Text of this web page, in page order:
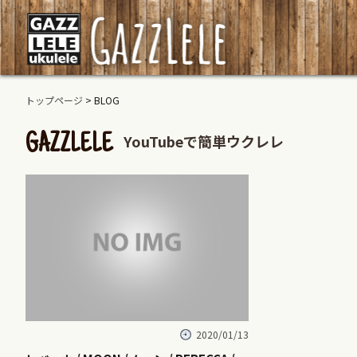
トップページ > BLOG
GAZZLELE YouTubeで簡単ウクレレ
2020/01/13